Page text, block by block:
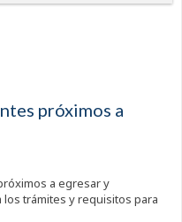
próximos a
a egresar y
trámites y requisitos para